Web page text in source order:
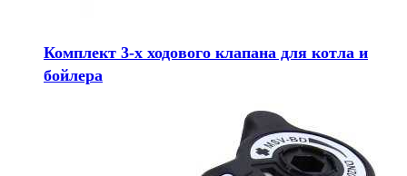
Комплект 3-х ходового клапана для котла и
бойлера